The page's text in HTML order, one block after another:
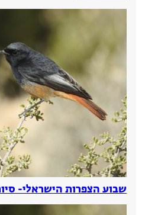
שבוע הצפרות הישראלי-